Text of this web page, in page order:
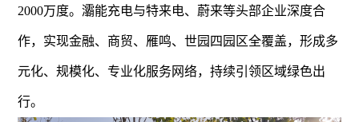
2000万度。灞能充电与特来电、蔚来等头部企业深度合
作，实现金融、商贸、雁鸣、世园四园区全覆盖，形成多
元化、规模化、专业化服务网络，持续引领区域绿色出
行。